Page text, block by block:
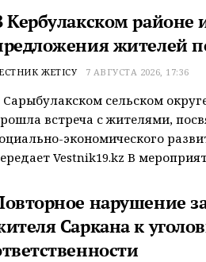
Кербулакском районе
жителей
ЖЕТІСУ 7 АВГУСТА 2026, 17:36
Сарыбулакском сельском
встреча с жителями,
экономического
Vestnik19.kz В
нарушение
Саркана к